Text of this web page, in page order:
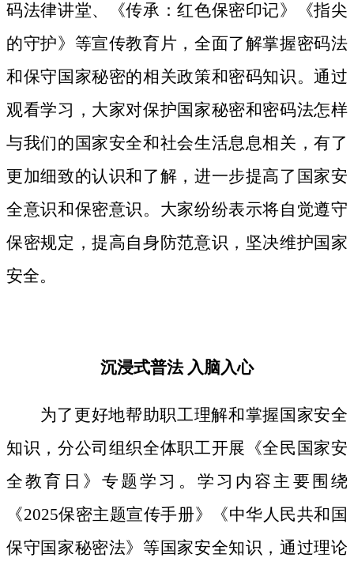
码法律讲堂、
《传承：红色保密印记》《指尖
的守护》等宣传教育片， 全面了解掌握密码法
和保守国家秘密的相关政策和密码知识。通过
观看学习，大家对保护国家秘密和密码法怎样
与我们的国家安全和社会生活息息相关，有了
更加细致的认识和了解，进一步提高了国家安
全意识和保密意识。大家纷纷表示将自觉遵守
保密规定，提高自身防范意识，坚决维护国家
安全。
沉浸式普法 入脑入心
为了更好地帮助职工理解和掌握国家安全
知识，分公司组织全体职工开展《全民国家安
全教育日》专题学习。学习内容主要围绕
《2025保密主题宣传手册》《中华人民共和国
保守国家秘密法》等国家安全知识，通过理论